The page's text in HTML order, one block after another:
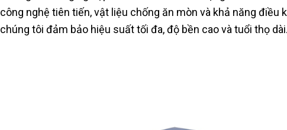
công nghệ tiên tiến, vật liệu chống ăn mòn và khả năng điều
chúng tôi đảm bảo hiệu suất tối đa, độ bền cao và tuổi thọ